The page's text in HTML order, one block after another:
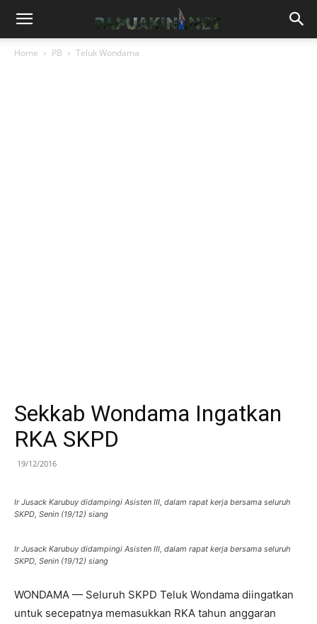
Home PB Teluk Wondama
Sekkab Wondama Ingatkan
RKA SKPD
19/12/2016
Ir Jusack Karubuy didampingi Asisten III, dalam rapat kerja bersama seluruh
SKPD, Senin (19/12) siang
Ir Jusack Karubuy didampingi Asisten III, dalam rapat kerja bersama seluruh
SKPD, Senin (19/12) siang
WONDAMA — Seluruh SKPD Teluk Wondama diingatkan
untuk secepatnya memasukkan RKA tahun anggaran